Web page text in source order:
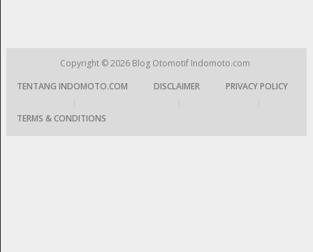
Copyright © 2026 Blog Otomotif Indomoto.com
TENTANG INDOMOTO.COM
DISCLAIMER
PRIVACY POLICY
TERMS & CONDITIONS